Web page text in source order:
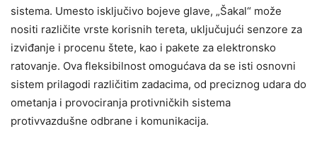
sistema. Umesto isključivo bojeve glave, „Šakal“ može
nositi različite vrste korisnih tereta, uključujući senzore za
izviđanje i procenu štete, kao i pakete za elektronsko
ratovanje. Ova fleksibilnost omogućava da se isti osnovni
sistem prilagodi različitim zadacima, od preciznog udara do
ometanja i provociranja protivničkih sistema
protivvazdušne odbrane i komunikacija.